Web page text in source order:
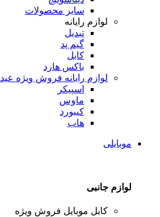
سایر محصولات
لوازم رایانه
تبدیل
گیم پد
کابل
باکس هارد
لوازم رایانه فروش ویژه عید
اسپیکر
ماوس
کیبورد
هاب
موبایلی
لوازم جانبی
کابل موبایل فروش ویژه